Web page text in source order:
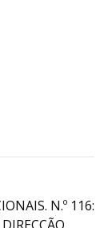
N.º 116: